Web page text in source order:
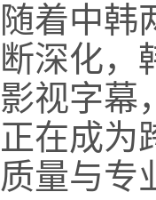
随着中韩
断深化，
影视字幕
正在成为
质量与专